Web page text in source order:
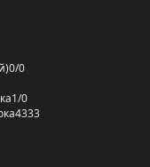
0/0
1/0
4333